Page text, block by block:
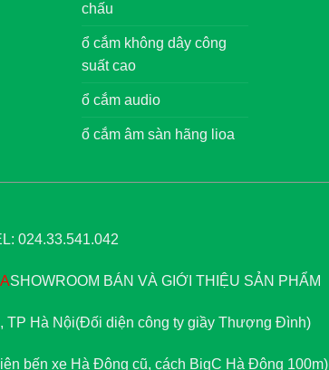
chấu
ổ cắm không dây công
suất cao
ổ cắm audio
ổ cắm âm sàn hãng lioa
024.33.541.042
SHOWROOM BÁN VÀ GIỚI THIỆU SẢN PHẨM
TP Hà Nội(Đối diện công ty giầy Thượng Đình)
bến xe Hà Đông cũ, cách BigC Hà Đông 100m)